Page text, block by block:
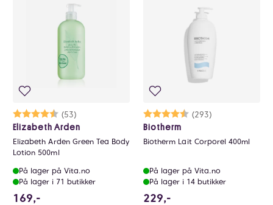
Karakter:
(53)
4.6 av 5 mulige
Elizabeth Arden
Elizabeth Arden Green Tea Body
Lotion 500ml
På lager på Vita.no
På lager i 71 butikker
169,-
Karakter:
(293)
4.7 av 5 mulige
Biotherm
Biotherm Lait Corporel 400ml
På lager på Vita.no
På lager i 14 butikker
229,-